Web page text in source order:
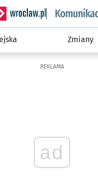
informacyjny
Zmiany
REKLAMA
ad